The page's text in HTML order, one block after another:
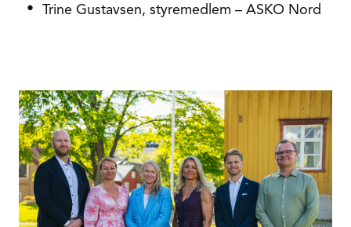
Trine Gustavsen, styremedlem – ASKO Nord